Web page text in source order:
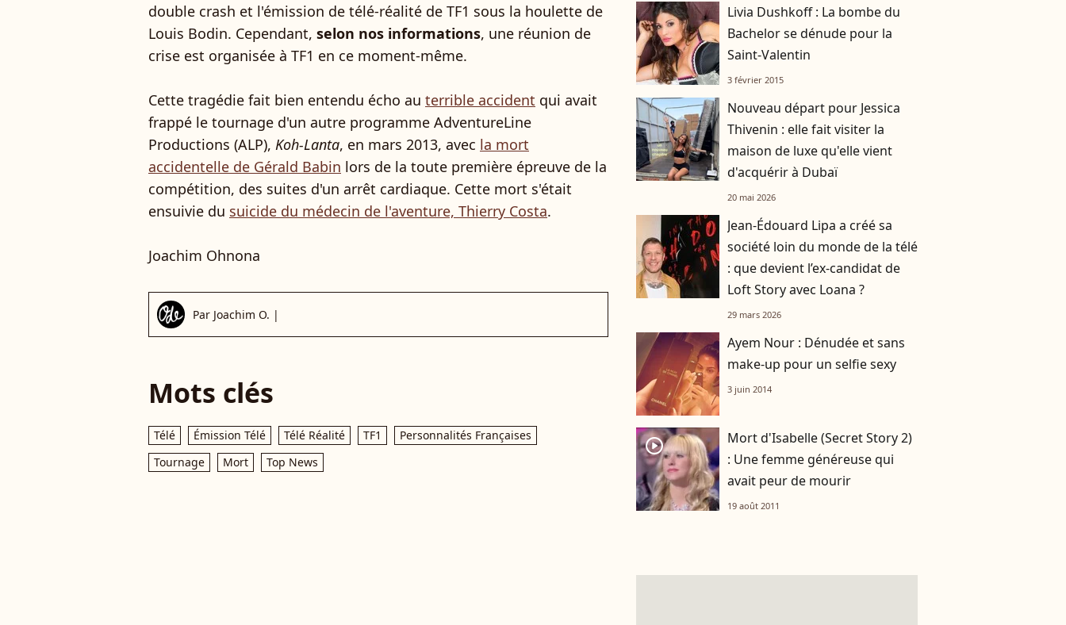
double crash et l'émission de télé-réalité de TF1 sous la houlette de
Louis Bodin. Cependant, selon nos informations, une réunion de
crise est organisée à TF1 en ce moment-même.
Cette tragédie fait bien entendu écho au terrible accident qui avait
frappé le tournage d'un autre programme AdventureLine
Productions (ALP), Koh-Lanta, en mars 2013, avec la mort
accidentelle de Gérald Babin lors de la toute première épreuve de la
compétition, des suites d'un arrêt cardiaque. Cette mort s'était
ensuivie du suicide du médecin de l'aventure, Thierry Costa.
Joachim Ohnona
Par Joachim O. |
Mots clés
Télé Émission Télé Télé Réalité TF1
Personnalités Françaises
Tournage
Mort Top News
Livia Dushkoff : La bombe du
Bachelor se dénude pour la
Saint-Valentin
3 février 2015
Nouveau départ pour Jessica
Thivenin : elle fait visiter la
maison de luxe qu'elle vient
d'acquérir à Dubaï
20 mai 2026
Jean-Édouard Lipa a créé sa
société loin du monde de la télé
: que devient l’ex-candidat de
Loft Story avec Loana ?
29 mars 2026
Ayem Nour : Dénudée et sans
make-up pour un selfie sexy
3 juin 2014
player2
Mort d'Isabelle (Secret Story 2)
: Une femme généreuse qui
avait peur de mourir
19 août 2011